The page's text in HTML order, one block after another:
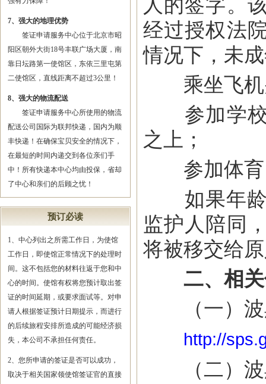
7、强大的地理优势
签证申请服务中心位于北京市昭
阳区朝外大街18号丰联广场大厦，南
靠日坛路第一使馆区，东依三里屯第
二使馆区，直线距离不超过3公里！
8、强大的物流配送
签证申请服务中心所使用的物流
配送公司国际为联邦快递，国内为顺
丰快递！在确保宝贝安全的情况下，
在最短的时间内递交到各位亲们手
中！所有快递本中心均由投保，省却
了中心和亲们的后顾之忧！
预订必读
1、中心列出之所需工作日，为使馆
工作日，即使馆正常情况下的处理时
间。这不包括您的材料往返于您和中
心的时间。使馆有权将您预计取出签
证的时间延期，或要求面试等。对申
请人根据签证预计日期提示，而进行
的后续旅程安排所造成的可能经济损
失，本公司不承担任何责任。
2、您所申请的签证是否可以成功，
取决于相关国家领使馆签证官的直接
人的签字。
经过授权法
情况下，未
乘坐飞机
参加学校
之上；
参加体育
如果年龄
监护人陪同
将被移交给
二、相
（一）波
http://
（二）波